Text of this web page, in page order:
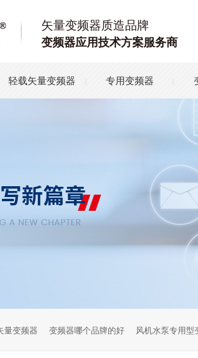
矢量变频器质造品牌
变频器应用技术方案服务商
轻载矢量变频器 专用变频器
量变频器 变频器哪个品牌的好 风机水泵专用型